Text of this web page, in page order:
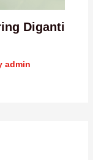
Diganti
admin